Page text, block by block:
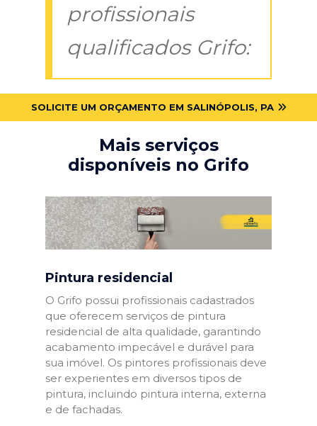
profissionais
qualificados Grifo:
SOLICITE UM ORÇAMENTO EM SALINÓPOLIS, PA
Mais serviços
disponíveis no Grifo
Pintura residencial
O Grifo possui profissionais cadastrados
que oferecem serviços de pintura
residencial de alta qualidade, garantindo
acabamento impecável e durável para
sua imóvel. Os pintores profissionais deve
ser experientes em diversos tipos de
pintura, incluindo pintura interna, externa
e de fachadas.